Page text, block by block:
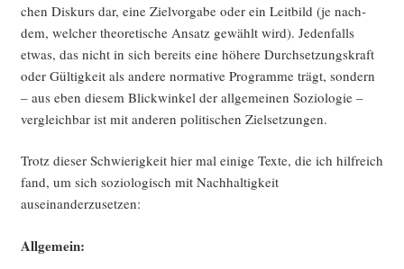
chen Dis­kurs dar, eine Ziel­vor­ga­be oder ein Leit­bild (je nach­
dem, wel­cher theo­re­ti­sche Ansatz gewählt wird). Jeden­falls
etwas, das nicht in sich bereits eine höhe­re Durch­set­zungs­kraft
oder Gül­tig­keit als ande­re nor­ma­ti­ve Pro­gram­me trägt, son­dern
– aus eben die­sem Blick­win­kel der all­ge­mei­nen Sozio­lo­gie –
ver­gleich­bar ist mit ande­ren poli­ti­schen Zielsetzungen.
Trotz die­ser Schwie­rig­keit hier mal eini­ge Tex­te, die ich hilf­reich
fand, um sich sozio­lo­gisch mit Nach­hal­tig­keit
auseinanderzusetzen:
All­ge­mein: